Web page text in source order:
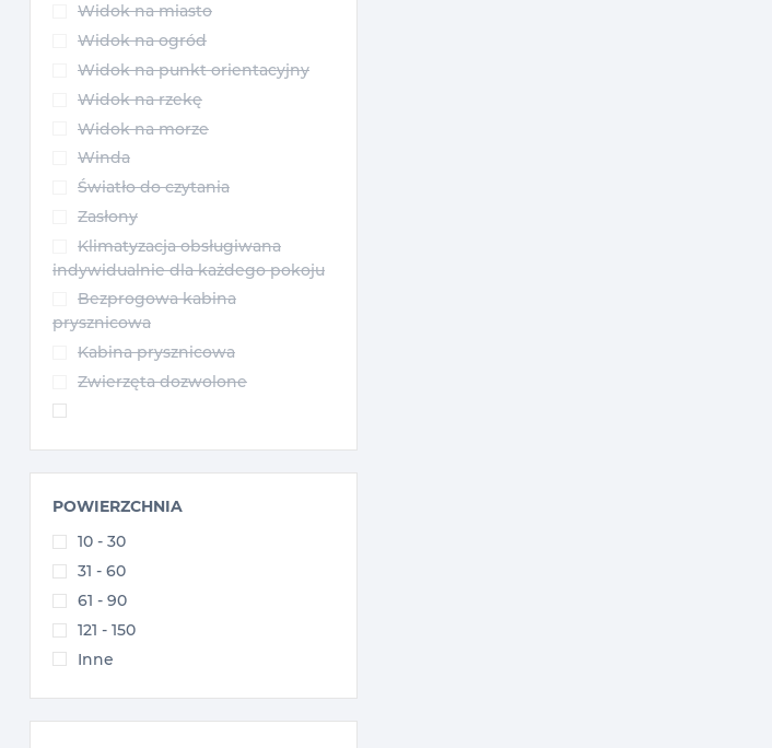
Widok na miasto
Widok na ogród
Widok na punkt orientacyjny
Widok na rzekę
Widok na morze
Winda
Światło do czytania
Zasłony
Klimatyzacja obsługiwana
indywidualnie dla każdego pokoju
Bezprogowa kabina
prysznicowa
Kabina prysznicowa
Zwierzęta dozwolone
POWIERZCHNIA
10 - 30
31 - 60
61 - 90
121 - 150
Inne